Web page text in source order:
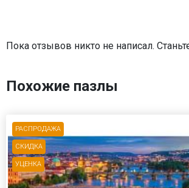
Пока отзывов никто не написал.
Похожие пазлы
РАСПРОДАЖА
СКИДКА
УЦЕНКА